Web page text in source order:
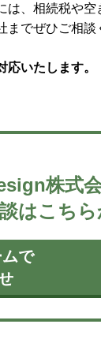
、相続税や
でぜひご相談
応いたします。
株式
はこちら
で